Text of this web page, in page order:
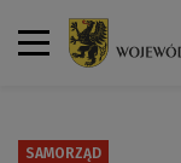
SAMORZĄD